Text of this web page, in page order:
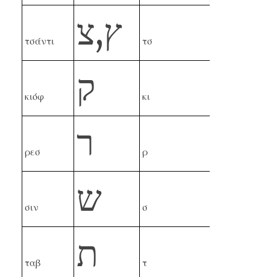
τσ ץ,צ τσάντι
κι ק κιόφ
ρ ר ρεσ
σ ש σιν
τ ת ταβ